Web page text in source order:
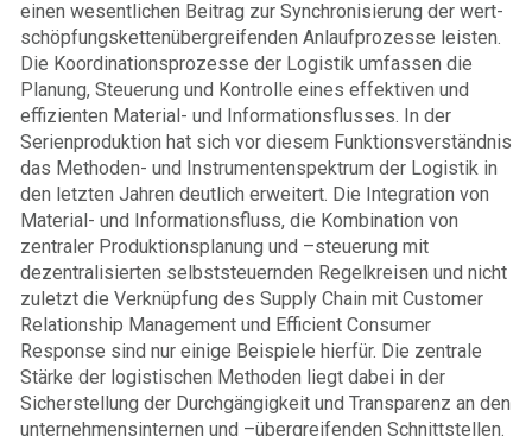
einen wesentlichen Beitrag zur Synchronisierung der wert­
schöpfungs­ketten­übergreifenden Anlaufprozesse leisten.
Die Koordinationsprozesse der Logistik umfassen die
Planung, Steuerung und Kontrolle eines effektiven und
effizienten Material- und Informationsflusses. In der
Serienproduktion hat sich vor diesem Funktionsverständnis
das Methoden- und Instrumentenspektrum der Logistik in
den letzten Jahren deutlich erweitert. Die Integration von
Material- und Informationsfluss, die Kombination von
zentraler Produktionsplanung und –steuerung mit
dezentralisierten selbststeuernden Regelkreisen und nicht
zuletzt die Verknüpfung des Supply Chain mit Customer
Relationship Management und Efficient Consumer
Response sind nur einige Beispiele hierfür. Die zentrale
Stärke der logistischen Methoden liegt dabei in der
Sicherstellung der Durchgängigkeit und Transparenz an den
unternehmensinternen und –übergreifenden Schnittstellen.